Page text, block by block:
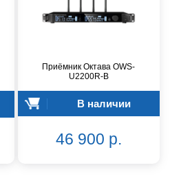
Приёмник Октава OWS-
U2200R-B
В наличии
46 900 р.